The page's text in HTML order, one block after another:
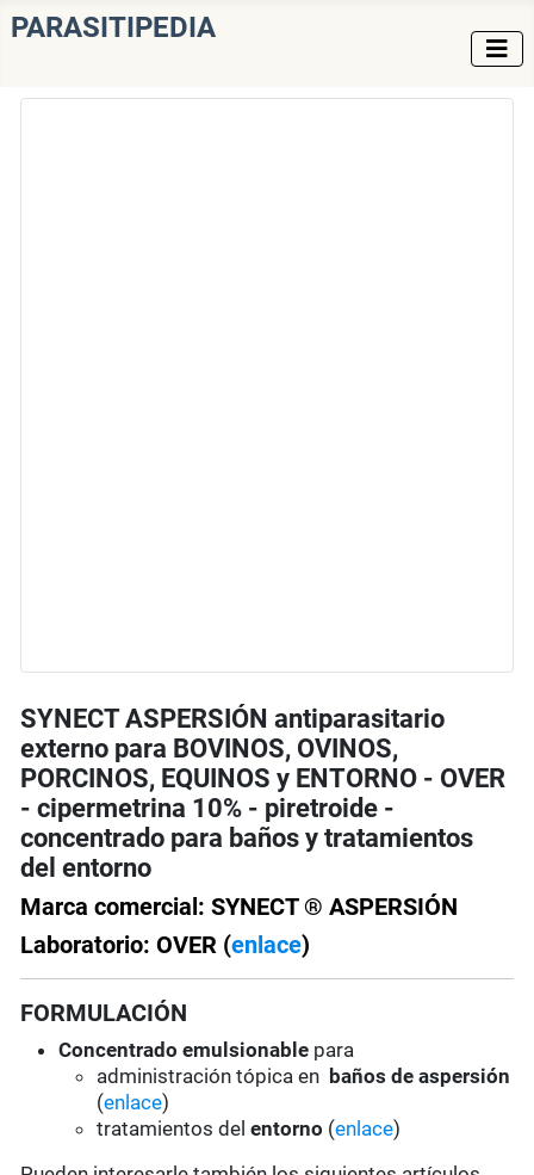
PARASITIPEDIA
SYNECT ASPERSIÓN antiparasitario
externo para BOVINOS, OVINOS,
PORCINOS, EQUINOS y ENTORNO - OVER
- cipermetrina 10% - piretroide -
concentrado para baños y tratamientos
del entorno
Marca comercial: SYNECT ® ASPERSIÓN
Laboratorio: OVER (enlace)
FORMULACIÓN
Concentrado emulsionable para
administración tópica en baños de aspersión
(enlace)
tratamientos delentorno (enlace)